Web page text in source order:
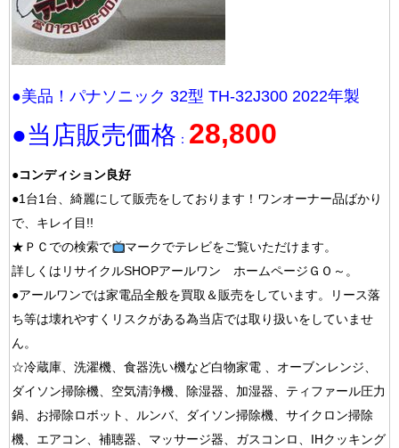
●美品！パナソニック 32型 TH-32J300 2022年製
●当店販売価格 ： 28,800
●コンディション良好
●1台1台、綺麗にして販売をしております！ ワンオーナー品ばかり
で、キレイ目!!
★ＰＣでの検索で
マークでテレビをご覧いただけます。
詳しくはリサイクルSHOPアールワン ホームページＧＯ～。
●アールワンでは家電品全般を買取＆販売をしています。リース落
ち等は壊れやすくリスクがある為当店では取り扱いをしていませ
ん。
☆冷蔵庫、洗濯機、食器洗い機など白物家電 、オーブンレンジ、
ダイソン掃除機、空気清浄機、除湿器、加湿器、ティファール圧力
鍋、お掃除ロボット、ルンバ、ダイソン掃除機、サイクロン掃除
機、エアコン、補聴器、マッサージ器、ガスコンロ、IHクッキング